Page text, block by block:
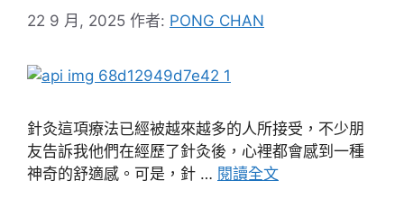
22 9 月, 2025 作者: PONG CHAN
針灸這項療法已經被越來越多的人所接受，不少朋
友告訴我他們在經歷了針灸後，心裡都會感到一種
神奇的舒適感。可是，針 … 閱讀全文